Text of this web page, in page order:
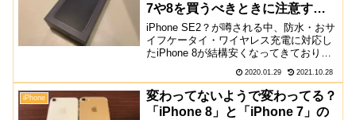
7や8を買うべきときに注意すべ
きポイント
iPhone SE2？が噂される中、防水・おサ
イフケータイ・ワイヤレス充電に対応し
たiPhone 8が結構安くなってきており、
SIMロック解除済みの未使用品でも4.5万
円で購入できるなど、かなりお手頃にな
って来ています。色々なサイトでおす
す...
2020.01.29 2021.10.28
iPhone
変わってないようで変わってる？
「iPhone 8」と「iPhone 7」の